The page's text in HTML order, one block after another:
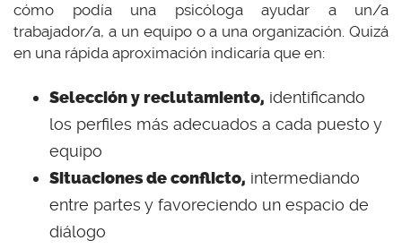
cómo podía una psicóloga ayudar a un/a
trabajador/a, a un equipo o a una organización. Quizá
en una rápida aproximación indicaría que en:
Selección y reclutamiento, identificando
los perfiles más adecuados a cada puesto y
equipo
Situaciones de conflicto, intermediando
entre partes y favoreciendo un espacio de
diálogo